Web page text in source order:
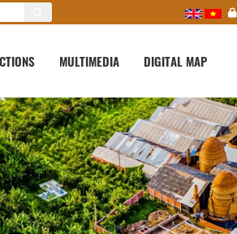
MULTIMEDIA DIGITAL MAP